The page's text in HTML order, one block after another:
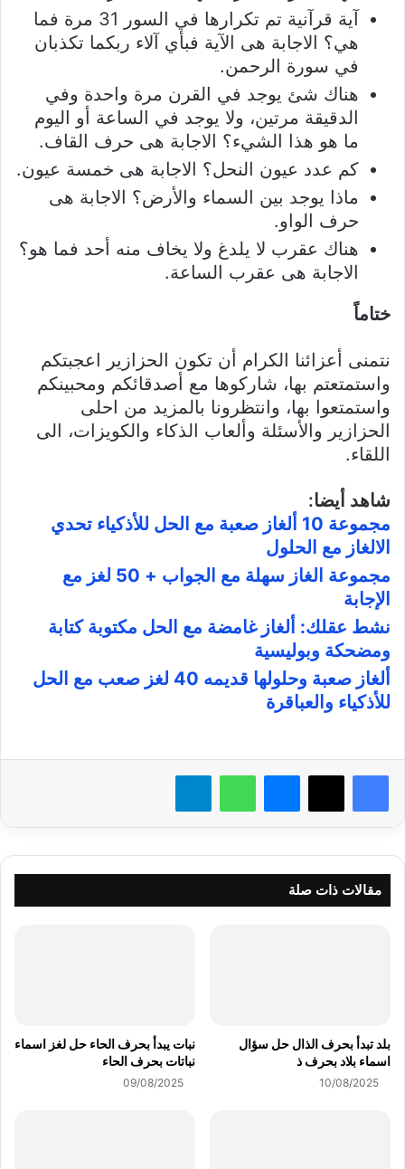
آية قرآنية تم تكرارها في السور 31 مرة فما
هي؟ الاجابة هى الآية فبأي آلاء ربكما تكذبان
في سورة الرحمن.
هناك شئ يوجد في القرن مرة واحدة وفي
الدقيقة مرتين، ولا يوجد في الساعة أو اليوم
ما هو هذا الشيء؟ الاجابة هى حرف القاف.
كم عدد عيون النحل؟ الاجابة هى خمسة عيون.
ماذا يوجد بين السماء والأرض؟ الاجابة هى
حرف الواو.
هناك عقرب لا يلدغ ولا يخاف منه أحد فما هو؟
الاجابة هى عقرب الساعة.
ختاماً
نتمنى أعزائنا الكرام أن تكون الحزازير اعجبتكم
واستمتعتم بها، شاركوها مع أصدقائكم ومحبينكم
واستمتعوا بها، وانتظرونا بالمزيد من احلى
الحزازير والأسئلة وألعاب الذكاء والكويزات، الى
اللقاء.
شاهد أيضا:
مجموعة 10 ألغاز صعبة مع الحل للأذكياء تحدي
الالغاز مع الحلول
مجموعة الغاز سهلة مع الجواب + 50 لغز مع
الإجابة
نشط عقلك: ألغاز غامضة مع الحل مكتوبة كتابة
ومضحكة وبوليسية
ألغاز صعبة وحلولها قديمه 40 لغز صعب مع الحل
للأذكياء والعباقرة
فيسبوك X ماسنجر واتساب
مقالات ذات صلة
بلد تبدأ بحرف الذال حل سؤال
اسماء بلاد بحرف ذ
10/08/2025
نبات يبدأ بحرف الحاء حل لغز اسماء
نباتات بحرف الحاء
09/08/2025